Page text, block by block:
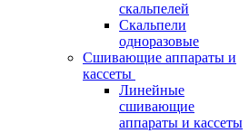
скальпелей
Скальпели
одноразовые
Сшивающие аппараты и
кассеты
Линейные
сшивающие
аппараты и кассеты